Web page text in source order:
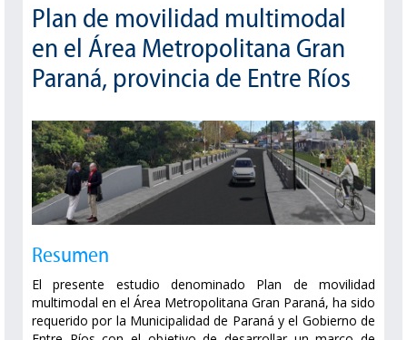
Plan de movilidad multimodal
en el Área Metropolitana Gran
Paraná, provincia de Entre Ríos
Resumen
El presente estudio denominado Plan de movilidad
multimodal en el Área Metropolitana Gran Paraná, ha sido
requerido por la Municipalidad de Paraná y el Gobierno de